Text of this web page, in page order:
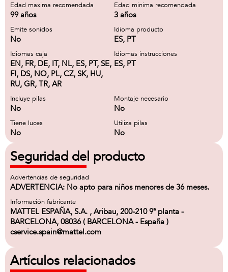
Edad maxima recomendada
99 años
Edad minima recomendada
3 años
Emite sonidos
No
Idioma producto
ES, PT
Idiomas caja
EN, FR, DE, IT, NL, ES, PT, SE,
FI, DS, NO, PL, CZ, SK, HU,
RU, GR, TR, AR
Idiomas instrucciones
ES, PT
Incluye pilas
No
Montaje necesario
No
Tiene luces
No
Utiliza pilas
No
Seguridad del producto
Advertencias de seguridad
ADVERTENCIA: No apto para niños menores de 36 meses.
Información fabricante
MATTEL ESPAÑA, S.A. , Aribau, 200-210 9ª planta -
BARCELONA, 08036 ( BARCELONA - España )
cservice.spain@mattel.com
Artículos relacionados